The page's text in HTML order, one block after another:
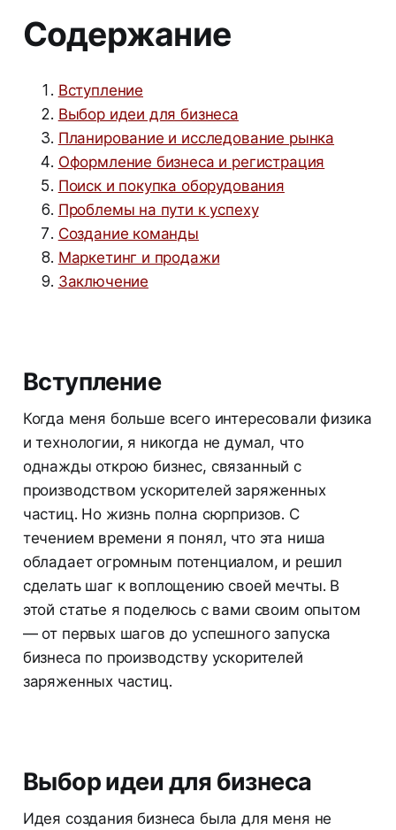
Содержание
Вступление
Выбор идеи для бизнеса
Планирование и исследование рынка
Оформление бизнеса и регистрация
Поиск и покупка оборудования
Проблемы на пути к успеху
Создание команды
Маркетинг и продажи
Заключение
Вступление
Когда меня больше всего интересовали физика
и технологии, я никогда не думал, что
однажды открою бизнес, связанный с
производством ускорителей заряженных
частиц. Но жизнь полна сюрпризов. С
течением времени я понял, что эта ниша
обладает огромным потенциалом, и решил
сделать шаг к воплощению своей мечты. В
этой статье я поделюсь с вами своим опытом
— от первых шагов до успешного запуска
бизнеса по производству ускорителей
заряженных частиц.
Выбор идеи для бизнеса
Идея создания бизнеса была для меня не